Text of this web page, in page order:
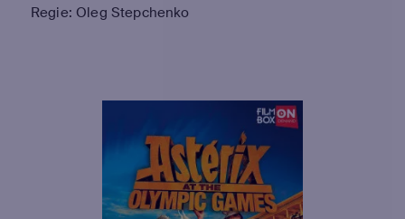
Regie: Oleg Stepchenko